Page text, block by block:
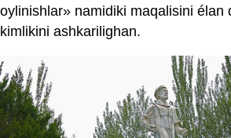
oylinishlar» namidiki maqalisini élan
kimlikini ashkarilighan.